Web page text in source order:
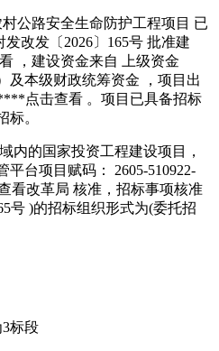
公路安全生命防护工程项目 已
发改发〔2026〕165号 批准建
，建设资金来自 上级资金
及本级财政统筹资金 ，项目出
点击查看 。项目已具备招标
标。
内的国家投资工程建设项目，
台项目赋码： 2605-510922-
看改革局 核准，招标事项核准
号 )的招标组织形式为(委托招
标段